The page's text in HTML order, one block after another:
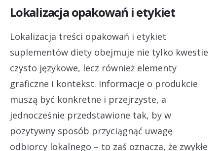
Lokalizacja opakowań i etykiet
Lokalizacja treści opakowań i etykiet
suplementów diety obejmuje nie tylko kwestie
czysto językowe, lecz również elementy
graficzne i kontekst. Informacje o produkcie
muszą być konkretne i przejrzyste, a
jednocześnie przedstawione tak, by w
pozytywny sposób przyciągnąć uwagę
odbiorcy lokalnego – to zaś oznacza, że zwykłe